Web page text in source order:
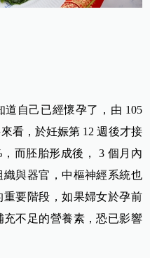
自己已經懷孕了，由 105
看，於妊娠第 12 週後才接
而胚胎形成後， 3 個月內
與器官，中樞神經系統也
要階段，如果婦女於孕前
充不足的營養素，恐已影響